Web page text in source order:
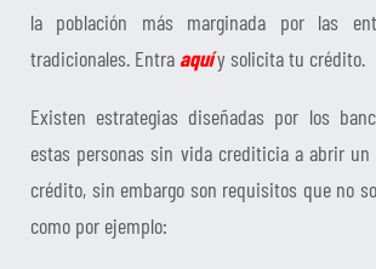
la población más marginada por las
tradicionales. Entra aquíy solicita tu crédito.
Existen estrategias diseñadas por los
estas personas sin vida crediticia a abrir
crédito, sin embargo son requisitos que no
como por ejemplo: